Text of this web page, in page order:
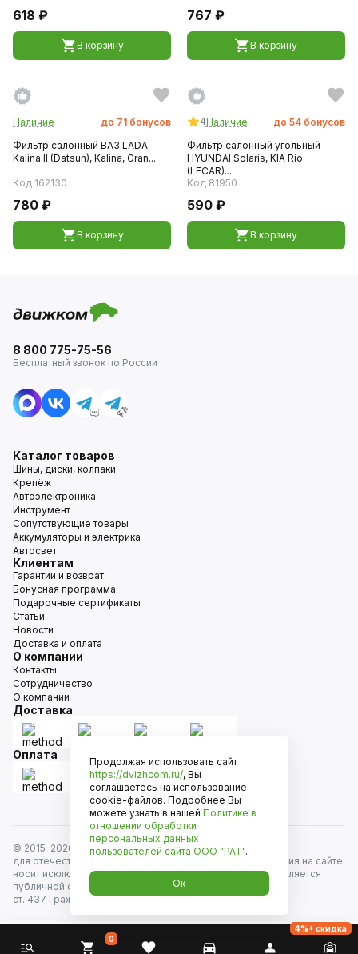
618 ₽
В корзину
767 ₽
В корзину
Наличие до 71 бонусов
Фильтр салонный ВАЗ LADA
Kalina II (Datsun), Kalina, Gran...
Код 162130
780 ₽
В корзину
4Наличие до 54 бонусов
Фильтр салонный угольный
HYUNDAI Solaris, KIA Rio
(LECAR)...
Код 81950
590 ₽
В корзину
8 800 775-75-56
Бесплатный звонок по России
Каталог товаров
Шины, диски, колпаки
Крепёж
Автоэлектроника
Инструмент
Сопутствующие товары
Аккумуляторы и электрика
Автосвет
Клиентам
Гарантии и возврат
Бонусная программа
Подарочные сертификаты
Статьи
Новости
Доставка и оплата
О компании
Контакты
Сотрудничество
О компании
Доставка
Оплата
© 2015–2026
Движком — сеть магазинов автозапчастей
для отечественных автомобилей и иномарок. Информация на сайте
носит исключительно информационный характер и не является
публичной офертой, определяемой положениями
ст. 437 Гражданского кодекса РФ. Все права защищены.
0
4%+ скидка
Продолжая использовать сайт
https://dvizhcom.ru/, Вы
соглашаетесь на использование
cookie-файлов. Подробнее Вы
можете узнать в нашей Политике в
отношении обработки
персональных данных
пользователей сайта ООО "РАТ".
Ок